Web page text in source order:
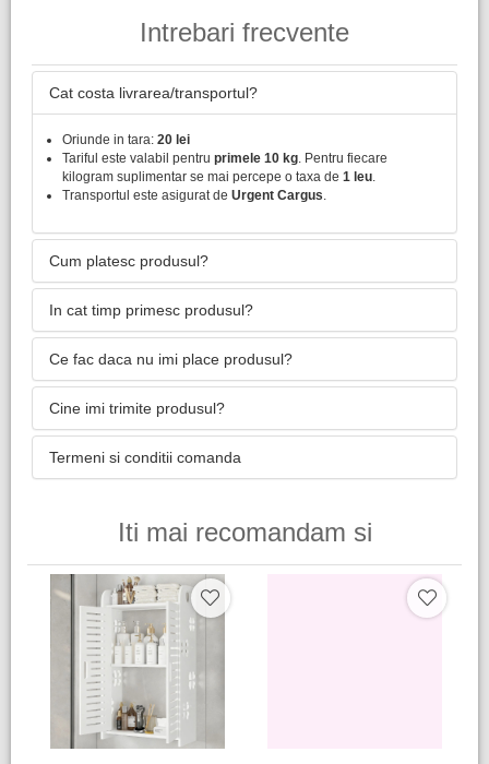
Intrebari frecvente
Cat costa livrarea/transportul?
Oriunde in tara: 20 lei
Tariful este valabil pentru primele 10 kg . Pentru fiecare
kilogram suplimentar se mai percepe o taxa de 1 leu
Transportul este asigurat de Urgent Cargus
Cum platesc produsul?
In cat timp primesc produsul?
Ce fac daca nu imi place produsul?
Cine imi trimite produsul?
Termeni si conditii comanda
Iti mai recomandam si